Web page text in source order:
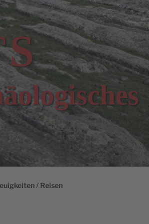
/ Reisen